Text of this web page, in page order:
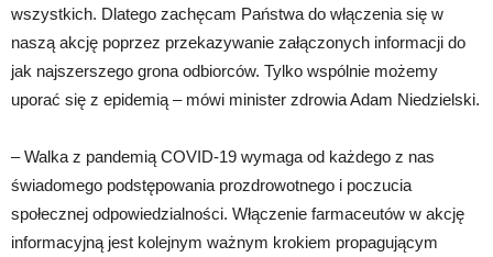
wszystkich. Dlatego zachęcam Państwa do włączenia się w
naszą akcję poprzez przekazywanie załączonych informacji do
jak najszerszego grona odbiorców. Tylko wspólnie możemy
uporać się z epidemią – mówi minister zdrowia Adam Niedzielski.
– Walka z pandemią COVID-19 wymaga od każdego z nas
świadomego podstępowania prozdrowotnego i poczucia
społecznej odpowiedzialności. Włączenie farmaceutów w akcję
informacyjną jest kolejnym ważnym krokiem propagującym